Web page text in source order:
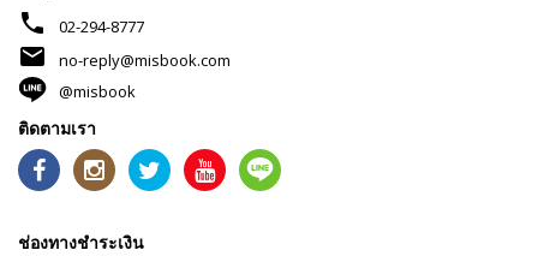
phone 02-294-8777
mail
no-reply@misbook.com
@misbook
ติดตามเรา
ช่องทางชำระเงิน